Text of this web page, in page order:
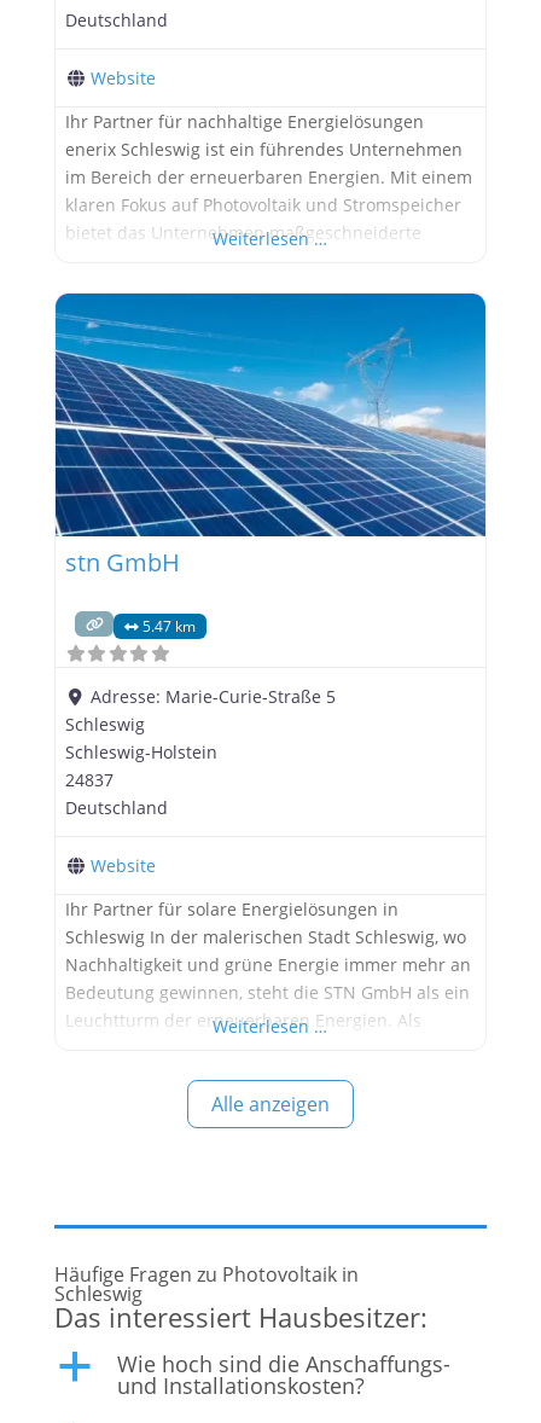
Deutschland
Website
Ihr Partner für nachhaltige Energielösungen
enerix Schleswig ist ein führendes Unternehmen
im Bereich der erneuerbaren Energien. Mit einem
klaren Fokus auf Photovoltaik und Stromspeicher
bietet das Unternehmen maßgeschneiderte
Schleswig und Umgebung. In diesem Beitrag
möchten wir Ihnen die Dienstleistungen von
enerix Schleswig vorstellen. Photovoltaikanlagen:
Planung und Installation enerix Schleswig ist
spezialisiert auf die Planung
Weiterlesen …
stn GmbH
5.47 km
Adresse: Marie-Curie-Straße 5
Schleswig
Schleswig-Holstein
24837
Deutschland
Website
Ihr Partner für solare Energielösungen in
Schleswig In der malerischen Stadt Schleswig, wo
Nachhaltigkeit und grüne Energie immer mehr an
Bedeutung gewinnen, steht die STN GmbH als ein
Leuchtturm der erneuerbaren Energien. Als
Photovoltaik bietet STN umfassende Lösungen für
Privat- und Gewerbekunden, die ihre
Energiekosten senken und einen aktiven Beitrag
Weiterlesen …
Alle anzeigen
Häufige Fragen zu Photovoltaik in
Schleswig
Das interessiert Hausbesitzer:
a Wie hoch sind die Anschaffungs-
und Installationskosten?